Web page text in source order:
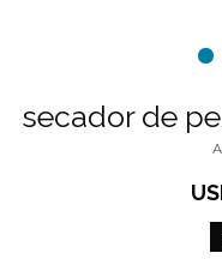
secador de